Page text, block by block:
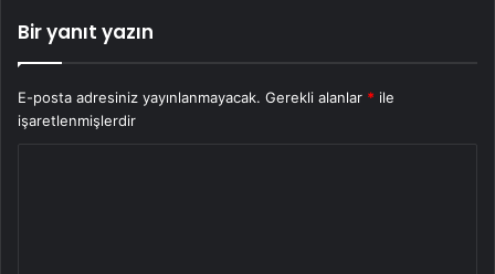
Bir yanıt yazın
E-posta adresiniz yayınlanmayacak. Gerekli alanlar * ile
işaretlenmişlerdir